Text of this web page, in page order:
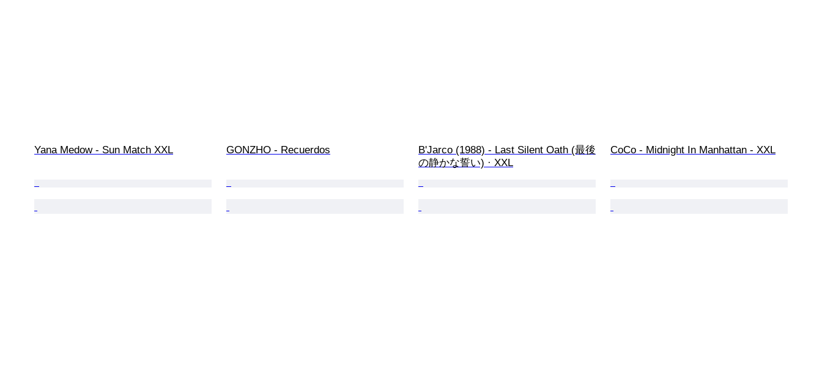
Yana Medow - Sun Match XXL GONZHO - Recuerdos
B'Jarco (1988) - Last Silent Oath (最後
の静かな誓い) · XXL
CoCo - Midnight In Manhattan - XXL